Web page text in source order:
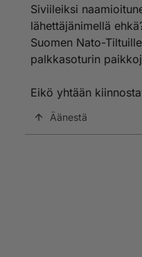
Siviileiksi
lähettäjänimellä
Suomen Nato-
palkkasoturin
Eikö yhtään
Äänestä